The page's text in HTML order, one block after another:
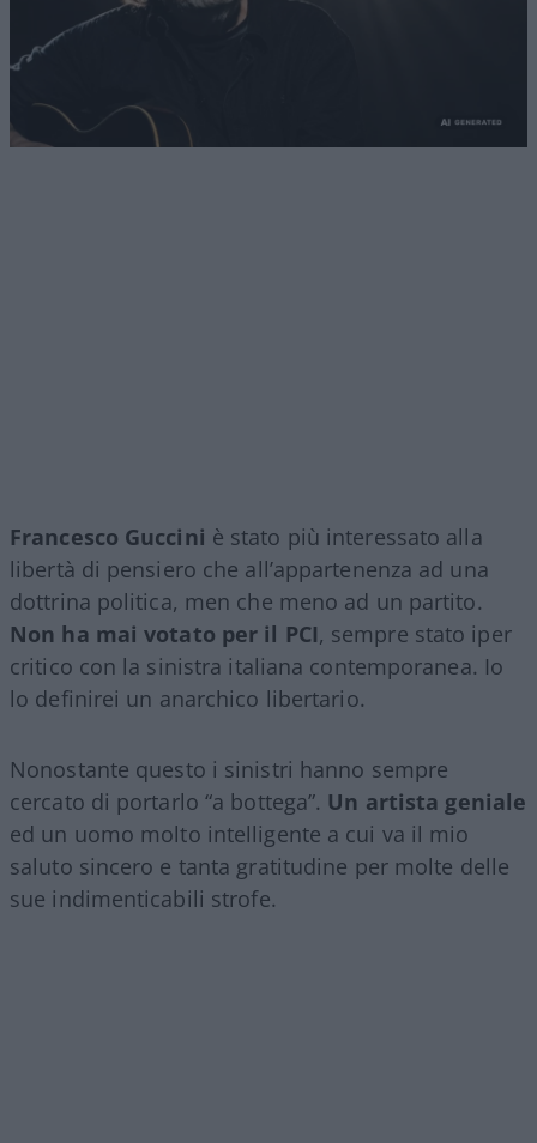
Francesco Guccini è stato più interessato alla
libertà di pensiero che all’appartenenza ad una
dottrina politica, men che meno ad un partito.
Non ha mai votato per il PCI, sempre stato iper
critico con la sinistra italiana contemporanea. Io
lo definirei un anarchico libertario.
Nonostante questo i sinistri hanno sempre
cercato di portarlo “a bottega”. Un artista geniale
ed un uomo molto intelligente a cui va il mio
saluto sincero e tanta gratitudine per molte delle
sue indimenticabili strofe.